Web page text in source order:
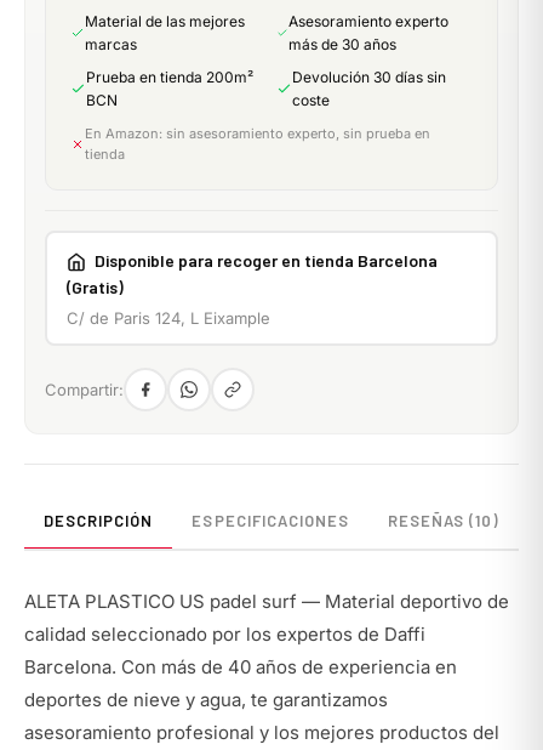
Material de las mejores
marcas
Asesoramiento experto
más de 30 años
Prueba en tienda 200m²
BCN
Devolución 30 días sin
coste
En Amazon: sin asesoramiento experto, sin prueba en
tienda
Disponible para recoger en tienda Barcelona
(Gratis)
C/ de Paris 124, L Eixample
Compartir:
DESCRIPCIÓN ESPECIFICACIONES RESEÑAS (10)
ALETA PLASTICO US padel surf — Material deportivo de
calidad seleccionado por los expertos de Daffi
Barcelona. Con más de 40 años de experiencia en
deportes de nieve y agua, te garantizamos
asesoramiento profesional y los mejores productos del